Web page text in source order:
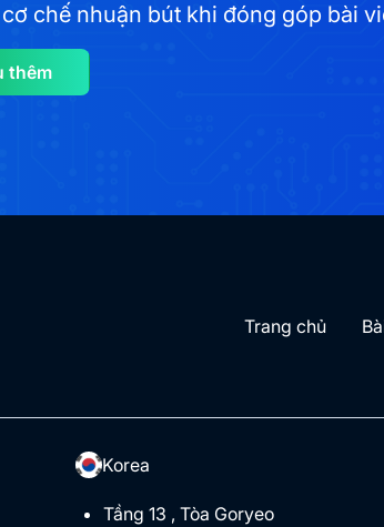
chế nhuận bút khi đóng góp bài
thêm
Trang chủ
Korea
Tầng 13 , Tòa Goryeo